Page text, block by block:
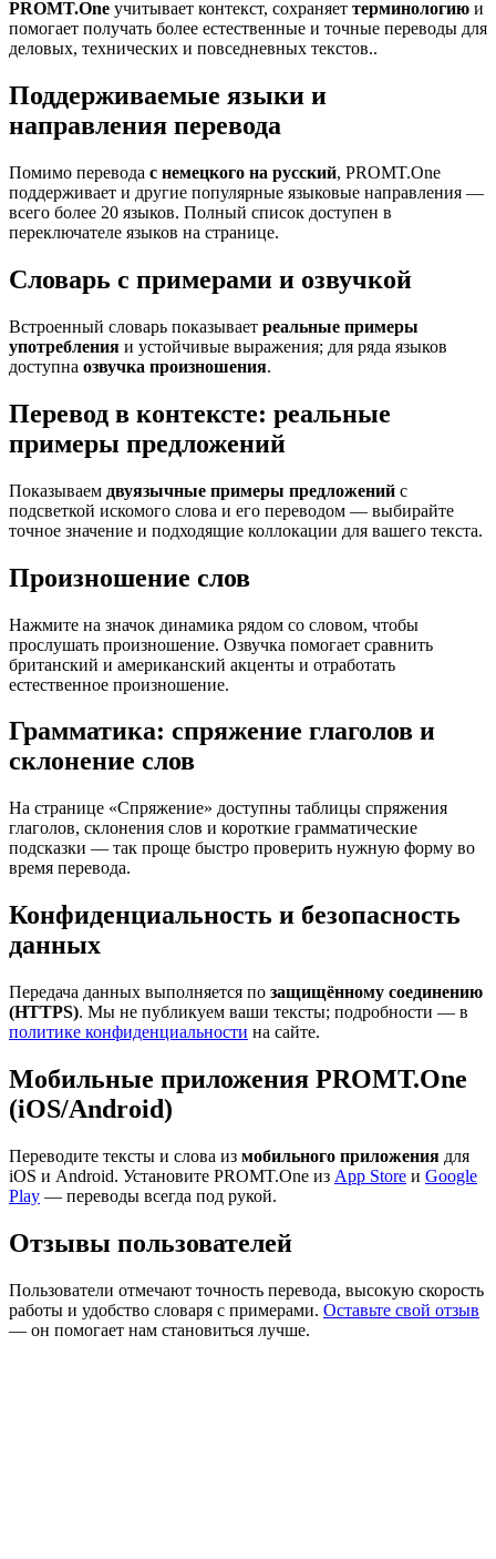
PROMT.One учитывает контекст, сохраняет терминологию и
помогает получать более естественные и точные переводы для
деловых, технических и повседневных текстов..
Поддерживаемые языки и
направления перевода
Помимо перевода с немецкого на русский, PROMT.One
поддерживает и другие популярные языковые направления —
всего более 20 языков. Полный список доступен в
переключателе языков на странице.
Словарь с примерами и озвучкой
Встроенный словарь показывает реальные примеры
употребления и устойчивые выражения; для ряда языков
доступна озвучка произношения.
Перевод в контексте: реальные
примеры предложений
Показываем двуязычные примеры предложений с
подсветкой искомого слова и его переводом — выбирайте
точное значение и подходящие коллокации для вашего текста.
Произношение слов
Нажмите на значок динамика рядом со словом, чтобы
прослушать произношение. Озвучка помогает сравнить
британский и американский акценты и отработать
естественное произношение.
Грамматика: спряжение глаголов и
склонение слов
На странице «Спряжение» доступны таблицы спряжения
глаголов, склонения слов и короткие грамматические
подсказки — так проще быстро проверить нужную форму во
время перевода.
Конфиденциальность и безопасность
данных
Передача данных выполняется по защищённому соединению
(HTTPS). Мы не публикуем ваши тексты; подробности — в
политике конфиденциальности на сайте.
Мобильные приложения PROMT.One
(iOS/Android)
Переводите тексты и слова из мобильного приложения для
iOS и Android. Установите PROMT.One из App Store и Google
Play — переводы всегда под рукой.
Отзывы пользователей
Пользователи отмечают точность перевода, высокую скорость
работы и удобство словаря с примерами. Оставьте свой отзыв
— он помогает нам становиться лучше.